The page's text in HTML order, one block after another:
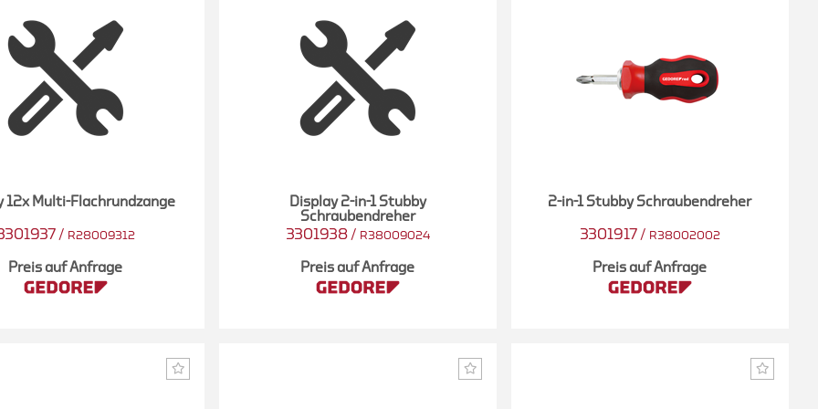
12x Multi-Flachrundzange
/ R28009312
Preis auf Anfrage
Display 2-in-1 Stubby
Schraubendreher
3301938 / R38009024
Preis auf Anfrage
2-in-1 Stubby Schraubendreher
3301917 / R38002002
Preis auf Anfrage